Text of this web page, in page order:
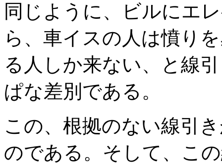
同じように、ビルにエ
ら、車イスの人は憤り
る人しか来ない、と線
ぱな差別である。
この、根拠のない線引
のである。そして、こ